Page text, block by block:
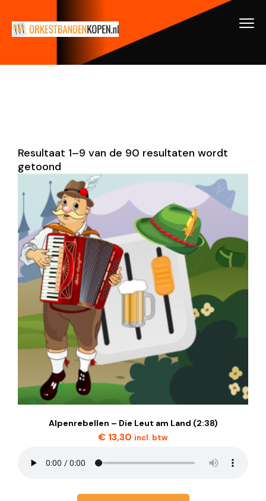
Resultaat 1–9 van de 90 resultaten wordt
getoond
Alpenrebellen – Die Leut am Land (2:38)
€ 13,30 incl. btw